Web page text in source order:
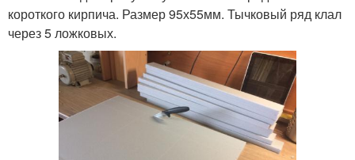
короткого кирпича. Размер 95х55мм. Тычковый ряд клал
через 5 ложковых.